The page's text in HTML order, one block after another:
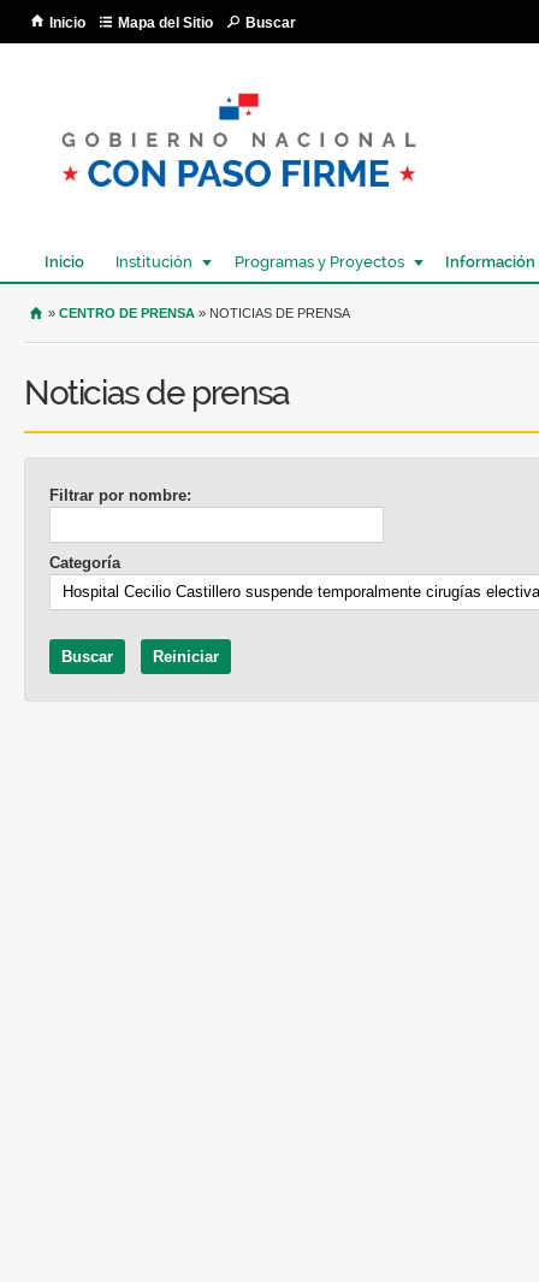
Inicio Mapa del Sitio Buscar
Inicio Institución Programas y Proyectos Información
USTED SE ENCUENTRA AQUÍ
» CENTRO DE PRENSA » NOTICIAS DE PRENSA
Noticias de prensa
Filtrar por nombre:
Categoría